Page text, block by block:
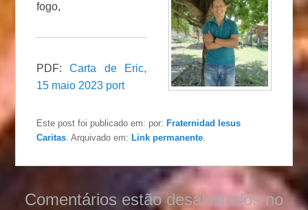
fogo,
PDF:Carta de Eric,
15 maio 2023 port
Este post foi publicado em: por: Fraternidad Iesus
Caritas. Arquivado em: Link permanente.
Comentários estão desabilitados no